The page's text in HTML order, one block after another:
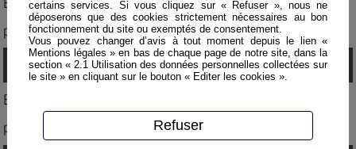
pratiques, etc.
Evaluation :
Evaluation continue des stagiaires lors des exercices
pratiques.
certains services. Si vous cliquez sur « Refuser », nous ne
déposerons que des cookies strictement nécessaires au bon
fonctionnement du site ou exemptés de consentement.
Vous pouvez changer d’avis à tout moment depuis le lien «
Mentions légales » en bas de chaque page de notre site, dans la
section « 2.1 Utilisation des données personnelles collectées sur
le site » en cliquant sur le bouton « Editer les cookies ».
Refuser